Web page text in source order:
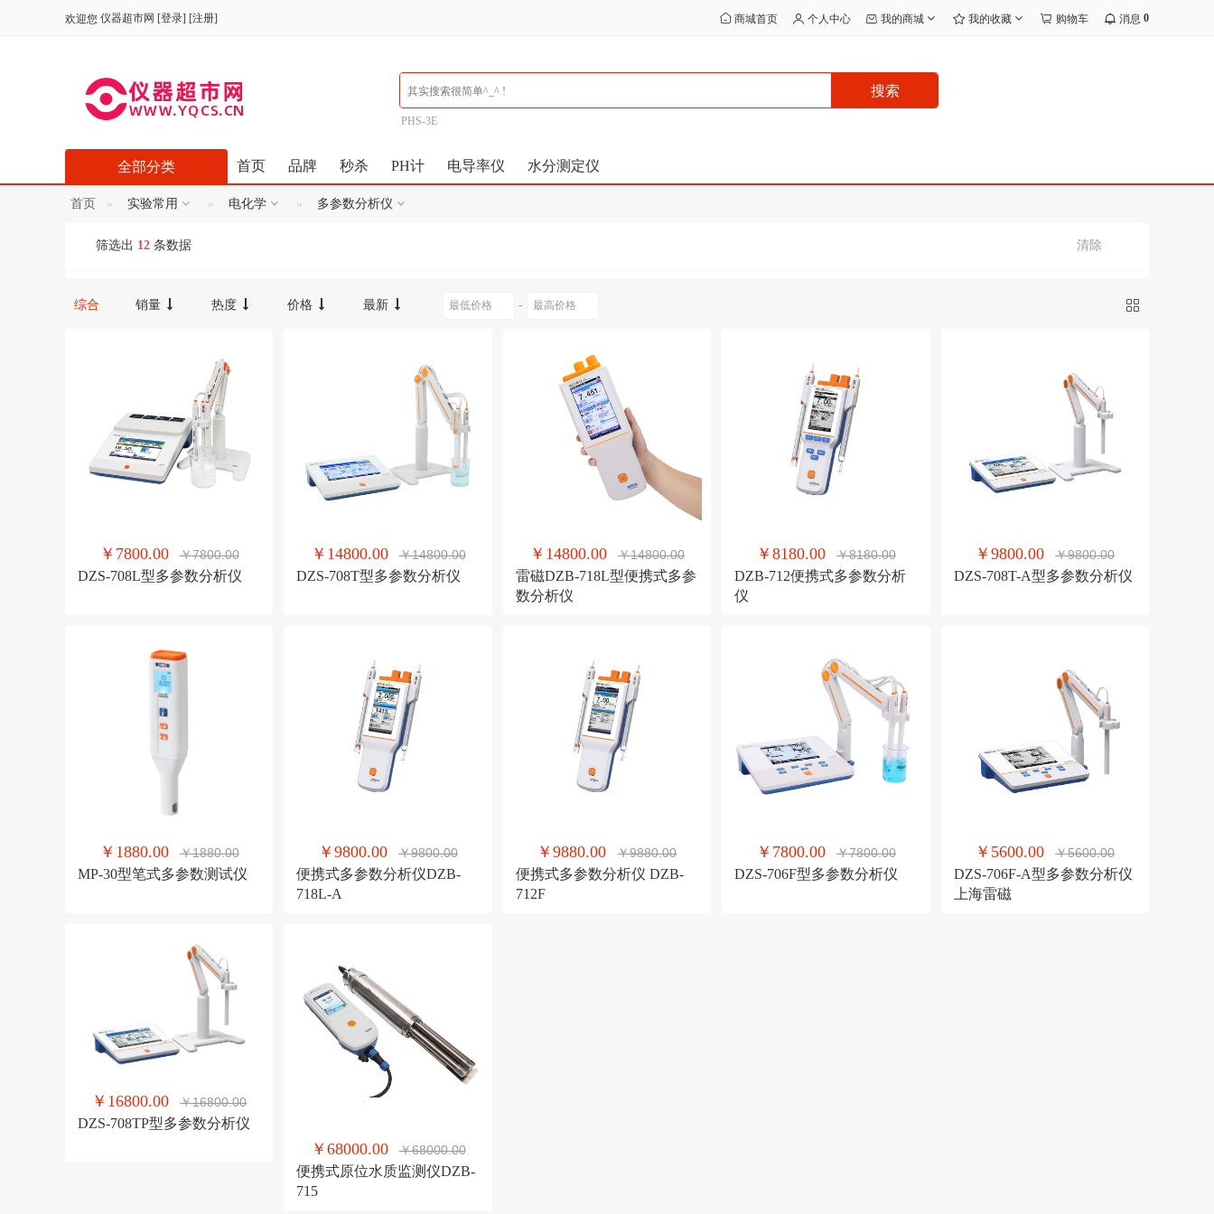
欢迎您 仪器超市网 [登录] [注册] 商城首页 个人中心 我的商城 我的收藏 购物车 消息 0
搜索
PHS-3E
首页 品牌 秒杀 PH计 电导率仪 水分测定仪
全部分类
首页 实验常用 电化学 多参数分析仪
筛选出 12 条数据 清除
综合 销量 热度 价格 最新 -
￥7800.00 ￥7800.00
DZS-708L型多参数分析仪
￥14800.00 ￥14800.00
DZS-708T型多参数分析仪
￥14800.00 ￥14800.00
雷磁DZB-718L型便携式多参
数分析仪
￥8180.00 ￥8180.00
DZB-712便携式多参数分析
仪
￥9800.00 ￥9800.00
DZS-708T-A型多参数分析仪
￥1880.00 ￥1880.00
MP-30型笔式多参数测试仪
￥9800.00 ￥9800.00
便携式多参数分析仪DZB-
718L-A
￥9880.00 ￥9880.00
便携式多参数分析仪 DZB-
712F
￥7800.00 ￥7800.00
DZS-706F型多参数分析仪
￥5600.00 ￥5600.00
DZS-706F-A型多参数分析仪
上海雷磁
￥16800.00 ￥16800.00
DZS-708TP型多参数分析仪
￥68000.00 ￥68000.00
便携式原位水质监测仪DZB-
715